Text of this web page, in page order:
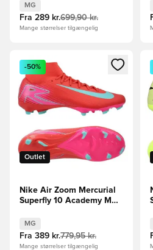
MG
Fra 289 kr.699,90 kr.
Mange størrelser tilgængelig
Åbner en Modal til at logge ind
Outlet
-50%
Nike Air Zoom Mercurial
Superfly 10 Academy MG
MG
Fra 389 kr.779,95 kr.
Mange størrelser tilgængelig